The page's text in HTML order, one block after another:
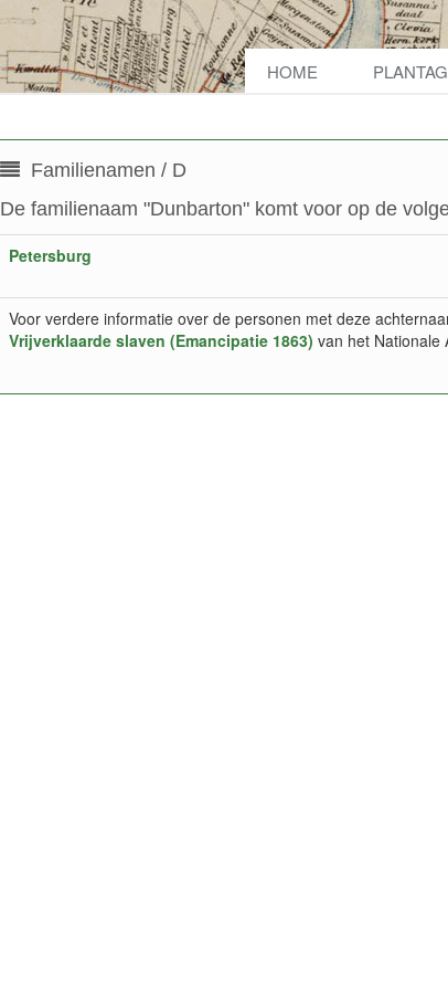
HOME
Familienamen / D
De familienaam "Dunbarton" komt voor op de
Petersburg
Voor verdere informatie over de personen met deze
Vrijverklaarde slaven (Emancipatie 1863) van het Nationale